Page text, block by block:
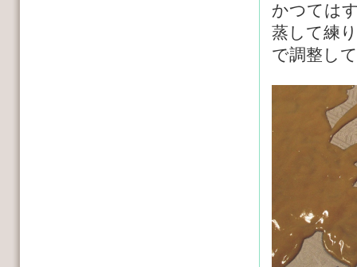
かつては
蒸して練
で調整し